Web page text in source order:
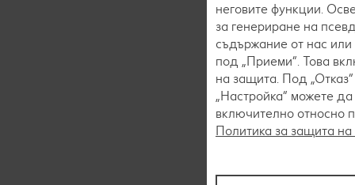
неговите функции.
за генериране на
съдържание от нас или
под „Приеми“. Това
на защита. Под
„Настройка“ можете
включително относно
Политика за защита